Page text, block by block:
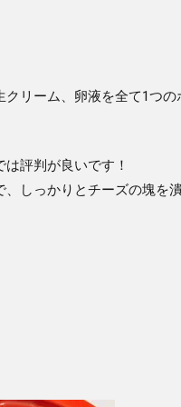
リーム、卵液を全て1つ
評判が良いです！
しっかりとチーズの塊を潰